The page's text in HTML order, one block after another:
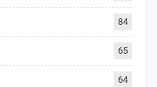
84
65
64